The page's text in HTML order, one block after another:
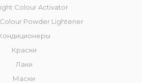
Colour Activator
Powder Lightener
Краски
Лаки
Маски